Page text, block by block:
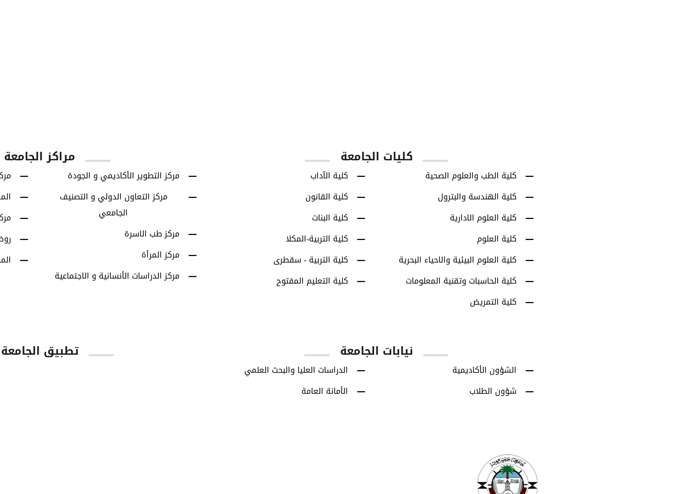
مراكز الجامعة
مركز التطوير الأكاديمي و الجودة
مركز التعاون الدولي و التصنيف
الجامعي
مركز طب الاسرة
مركز المرأة
مركز الدراسات الأنسانية و الاجتماعية
كليات الجامعة
كلية الآداب
كلية القانون
كلية البنات
كلية التربية-المكلا
كلية التربية - سقطرى
كلية التعليم المفتوح
كلية الطب والعلوم الصحية
كلية الهندسة والبترول
كلية العلوم الادارية
كلية العلوم
كلية العلوم البيئية والاحياء البحرية
كلية الحاسبات وتقنية المعلومات
كلية التمريض
تطبيق الجامعة نيابات الجامعة
الدراسات العليا والبحث العلمي
الأمانة العامة
الشؤون الأكاديمية
شؤون الطلاب